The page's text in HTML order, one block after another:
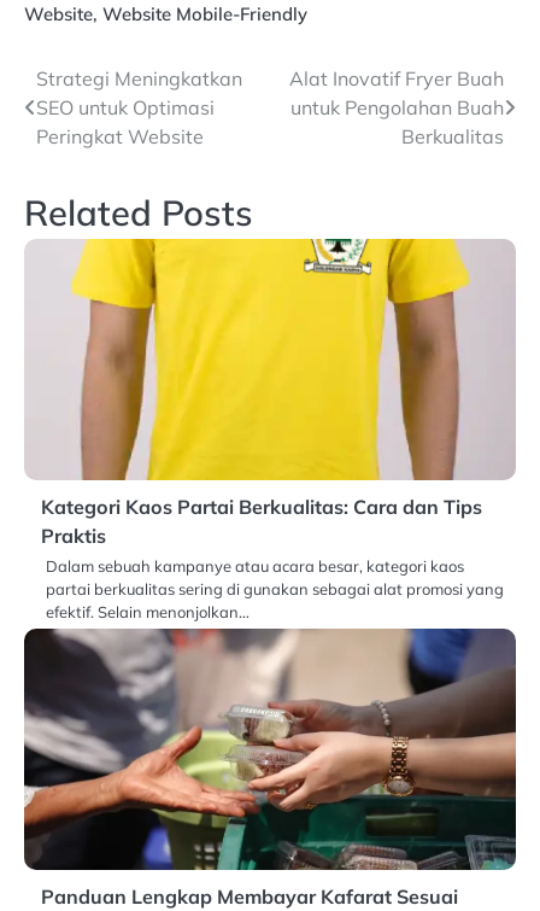
Website, Website Mobile-Friendly
Navigasi
pos
Strategi Meningkatkan
SEO untuk Optimasi
Peringkat Website
Alat Inovatif Fryer Buah
untuk Pengolahan Buah
Berkualitas
Related Posts
Kategori Kaos Partai Berkualitas: Cara dan Tips
Praktis
Dalam sebuah kampanye atau acara besar, kategori kaos
partai berkualitas sering di gunakan sebagai alat promosi yang
efektif. Selain menonjolkan…
Panduan Lengkap Membayar Kafarat Sesuai